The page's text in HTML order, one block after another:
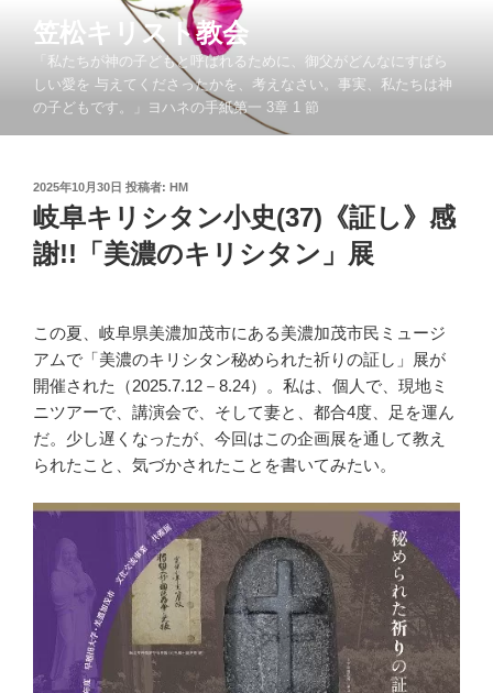
笠松キリスト教会
「私たちが神の子どもと呼ばれるために、御父がどんなにすばら
しい愛を 与えてくださったかを、考えなさい。事実、私たちは神
の子どもです。」ヨハネの手紙第一 3章 1 節
投
稿
日:
2025年10月30日 投稿者: HM
岐阜キリシタン小史(37)《証し》感
謝!!「美濃のキリシタン」展
この夏、岐阜県美濃加茂市にある美濃加茂市民ミュージ
アムで「美濃のキリシタン秘められた祈りの証し」展が
開催された（2025.7.12－8.24）。私は、個人で、現地ミ
ニツアーで、講演会で、そして妻と、都合4度、足を運ん
だ。少し遅くなったが、今回はこの企画展を通して教え
られたこと、気づかされたことを書いてみたい。